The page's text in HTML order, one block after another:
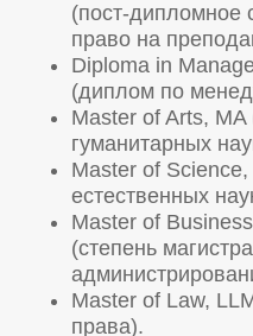
(пост-дипломное
право на
Diploma in
(диплом по
Master of Arts, MA
гуманитарных
Master of Science,
естественных
Master of
(степень
Master of Law,
права).